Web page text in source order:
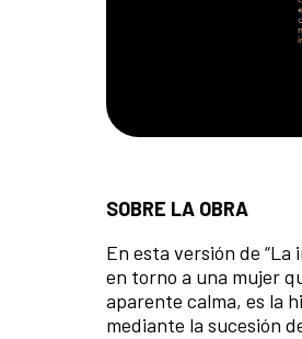
SOBRE LA OBRA
En esta versión de
en torno a una mujer
aparente calma, es la
mediante la sucesión